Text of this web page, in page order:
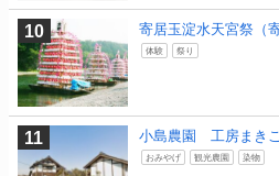
寄居玉淀水天宮祭（
体験 祭り
小島農園 工房まきこ
おみやげ 観光農園 染物